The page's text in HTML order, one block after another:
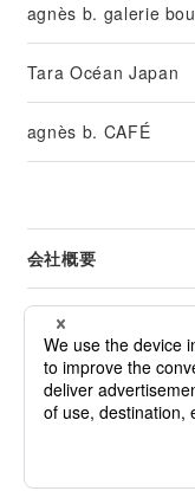
agnès b. galerie
Tara Océan Japan
agnès b. CAFÉ
会社概要
リーガル
カスタマーサービス